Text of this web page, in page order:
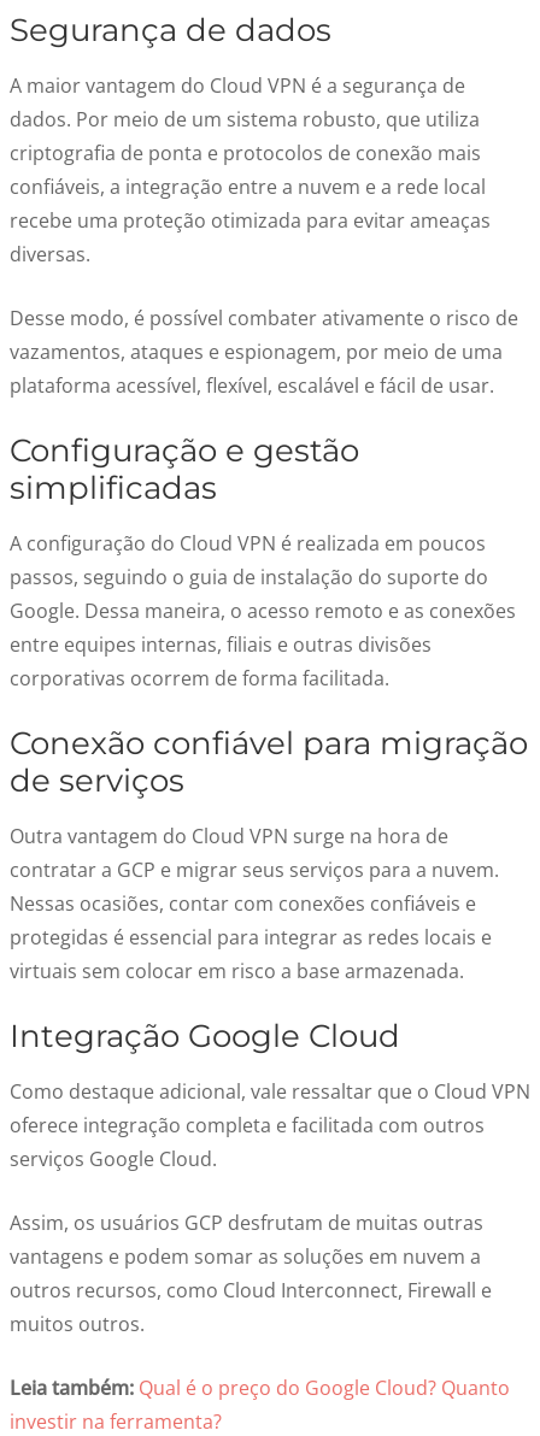
Segurança de dados
A maior vantagem do Cloud VPN é a segurança de
dados. Por meio de um sistema robusto, que utiliza
criptografia de ponta e protocolos de conexão mais
confiáveis, a integração entre a nuvem e a rede local
recebe uma proteção otimizada para evitar ameaças
diversas.
Desse modo, é possível combater ativamente o risco de
vazamentos, ataques e espionagem, por meio de uma
plataforma acessível, flexível, escalável e fácil de usar.
Configuração e gestão
simplificadas
A configuração do Cloud VPN é realizada em poucos
passos, seguindo o guia de instalação do suporte do
Google. Dessa maneira, o acesso remoto e as conexões
entre equipes internas, filiais e outras divisões
corporativas ocorrem de forma facilitada.
Conexão confiável para migração
de serviços
Outra vantagem do Cloud VPN surge na hora de
contratar a GCP e migrar seus serviços para a nuvem.
Nessas ocasiões, contar com conexões confiáveis e
protegidas é essencial para integrar as redes locais e
virtuais sem colocar em risco a base armazenada.
Integração Google Cloud
Como destaque adicional, vale ressaltar que o Cloud VPN
oferece integração completa e facilitada com outros
serviços Google Cloud.
Assim, os usuários GCP desfrutam de muitas outras
vantagens e podem somar as soluções em nuvem a
outros recursos, como Cloud Interconnect, Firewall e
muitos outros.
Leia também: Qual é o preço do Google Cloud? Quanto
investir na ferramenta?